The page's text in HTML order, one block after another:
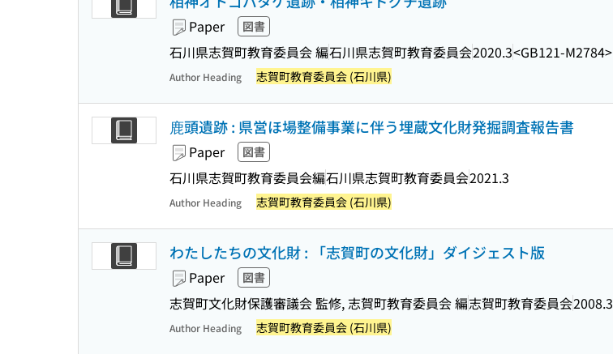
Paper 図書
石川県志賀町教育委員会 編石川県志賀町教育委員会2020.3<GB121-M2784>
Author Heading 志賀町教育委員会 (石川県)
鹿頭遺跡 : 県営ほ場整備事業に伴う埋蔵文化財発掘調査報告書
Paper 図書
石川県志賀町教育委員会編石川県志賀町教育委員会2021.3
Author Heading 志賀町教育委員会 (石川県)
わたしたちの文化財 : 「志賀町の文化財」ダイジェスト版
Paper 図書
志賀町文化財保護審議会 監修, 志賀町教育委員会 編志賀町教育委員会2008.3
Author Heading 志賀町教育委員会 (石川県)